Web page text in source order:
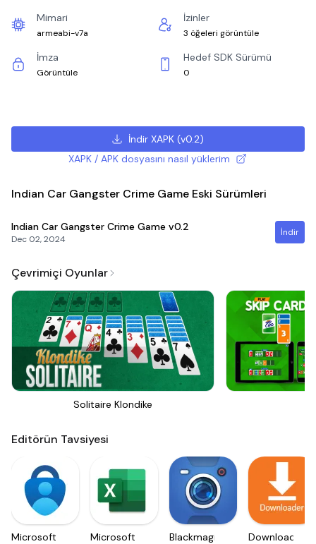
Mimari
armeabi-v7a
İzinler
3 öğeleri görüntüle
İmza
Görüntüle
Hedef SDK Sürümü
0
İndir XAPK (v0.2)
XAPK / APK dosyasını nasıl yüklerim
Indian Car Gangster Crime Game Eski Sürümleri
Indian Car Gangster Crime Game v0.2
Dec 02, 2024
İndir
Çevrimiçi Oyunlar
Solitaire Klondike
Editörün Tavsiyesi
Microsoft
Microsoft
Blackmagic
Downloader